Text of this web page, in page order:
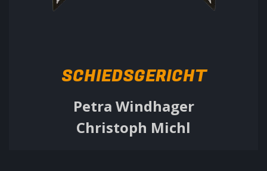
SCHIEDSGERICHT
Petra Windhager
Christoph Michl